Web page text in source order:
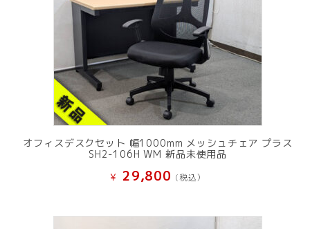
オフィスデスクセット 幅1000mm メッシュチェア プラス
SH2-106H WM 新品未使用品
¥ 29,800 (税込）